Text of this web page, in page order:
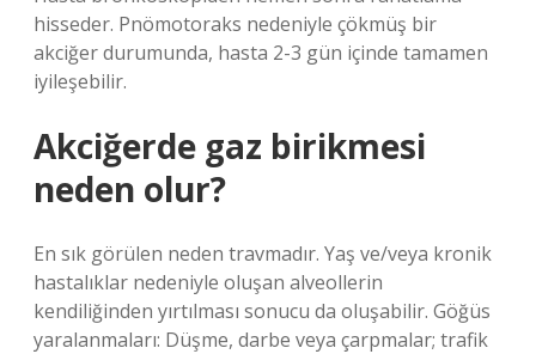
hisseder. Pnömotoraks nedeniyle çökmüş bir
akciğer durumunda, hasta 2-3 gün içinde tamamen
iyileşebilir.
Akciğerde gaz birikmesi
neden olur?
En sık görülen neden travmadır. Yaş ve/veya kronik
hastalıklar nedeniyle oluşan alveollerin
kendiliğinden yırtılması sonucu da oluşabilir. Göğüs
yaralanmaları: Düşme, darbe veya çarpmalar; trafik